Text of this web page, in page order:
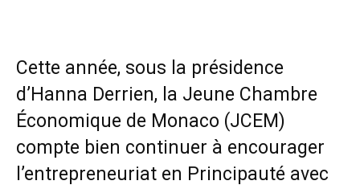
Cette année, sous la présidence
d’Hanna Derrien, la Jeune Chambre
Économique de Monaco (JCEM)
compte bien continuer à encourager
l’entrepreneuriat en Principauté avec